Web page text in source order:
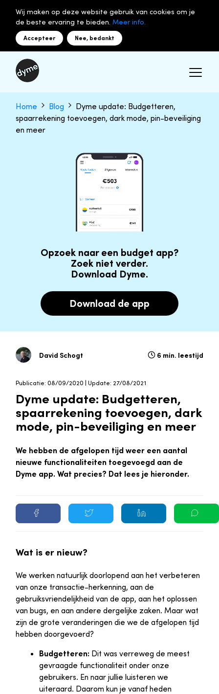
Wij maken op deze website gebruik van cookies om je
de beste ervaring te bieden. Meer info.
Accepteer Nee, bedankt
Home Blog
Dyme update: Budgetteren,
spaarrekening toevoegen, dark mode, pin-beveiliging
en meer
Opzoek naar een budget app?
Zoek niet verder.
Download Dyme.
Download de app
David Schogt 6 min. leestijd
Publicatie: 08/09/2020 | Update: 27/08/2021
Dyme update: Budgetteren,
spaarrekening toevoegen, dark
mode, pin-beveiliging en meer
We hebben de afgelopen tijd weer een aantal
nieuwe functionaliteiten toegevoegd aan de
Dyme app. Wat precies? Dat lees je hieronder.
Wat is er nieuw?
We werken natuurlijk doorlopend aan het verbeteren
van onze transactie-herkenning, aan de
gebruiksvriendelijkheid van de app, aan het oplossen
van bugs, en aan andere dergelijke zaken. Maar wat
zijn de grote veranderingen die we de afgelopen tijd
hebben doorgevoerd?
Budgetteren: Dit was verreweg de meest
gevraagde functionaliteit onder onze
gebruikers. En naar jullie luisteren we
uiteraard. Daarom kun je vanaf heden